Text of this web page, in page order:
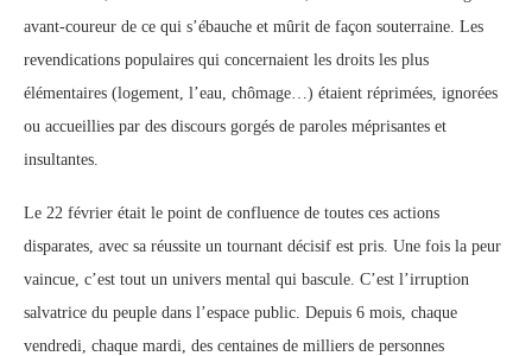
avant-coureur de ce qui s’ébauche et mûrit de façon souterraine. Les
revendications populaires qui concernaient les droits les plus
élémentaires (logement, l’eau, chômage…) étaient réprimées, ignorées
ou accueillies par des discours gorgés de paroles méprisantes et
insultantes.
Le 22 février était le point de confluence de toutes ces actions
disparates, avec sa réussite un tournant décisif est pris. Une fois la peur
vaincue, c’est tout un univers mental qui bascule. C’est l’irruption
salvatrice du peuple dans l’espace public. Depuis 6 mois, chaque
vendredi, chaque mardi, des centaines de milliers de personnes